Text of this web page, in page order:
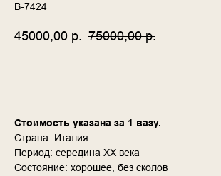
В-7424
45000,00 р. 75000,00 р.
Стоимость указана за 1 вазу.
Страна: Италия
Период: середина ХХ века
Состояние: хорошее, без сколов